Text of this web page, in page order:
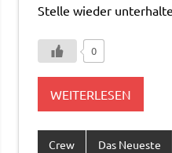
Stelle wieder
0
WEITERLESEN
Crew Das Neueste